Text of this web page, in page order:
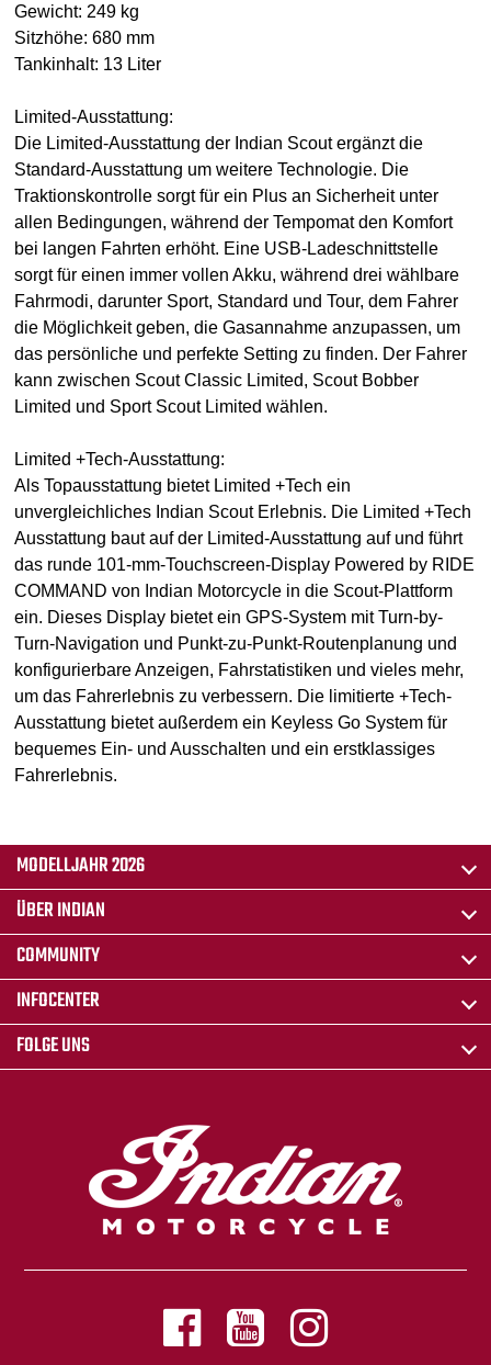
Gewicht: 249 kg
Sitzhöhe: 680 mm
Tankinhalt: 13 Liter
Limited-Ausstattung:
Die Limited-Ausstattung der Indian Scout ergänzt die
Standard-Ausstattung um weitere Technologie. Die
Traktionskontrolle sorgt für ein Plus an Sicherheit unter
allen Bedingungen, während der Tempomat den Komfort
bei langen Fahrten erhöht. Eine USB-Ladeschnittstelle
sorgt für einen immer vollen Akku, während drei wählbare
Fahrmodi, darunter Sport, Standard und Tour, dem Fahrer
die Möglichkeit geben, die Gasannahme anzupassen, um
das persönliche und perfekte Setting zu finden. Der Fahrer
kann zwischen Scout Classic Limited, Scout Bobber
Limited und Sport Scout Limited wählen.
Limited +Tech-Ausstattung:
Als Topausstattung bietet Limited +Tech ein
unvergleichliches Indian Scout Erlebnis. Die Limited +Tech
Ausstattung baut auf der Limited-Ausstattung auf und führt
das runde 101-mm-Touchscreen-Display Powered by RIDE
COMMAND von Indian Motorcycle in die Scout-Plattform
ein. Dieses Display bietet ein GPS-System mit Turn-by-
Turn-Navigation und Punkt-zu-Punkt-Routenplanung und
konfigurierbare Anzeigen, Fahrstatistiken und vieles mehr,
um das Fahrerlebnis zu verbessern. Die limitierte +Tech-
Ausstattung bietet außerdem ein Keyless Go System für
bequemes Ein- und Ausschalten und ein erstklassiges
Fahrerlebnis.
MODELLJAHR 2026
ÜBER INDIAN
COMMUNITY
INFOCENTER
FOLGE UNS